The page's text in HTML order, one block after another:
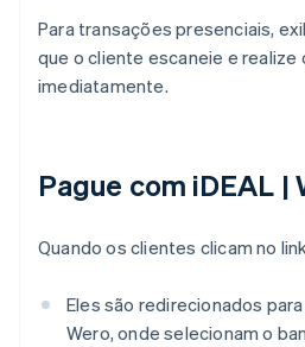
Para transações presenciais,
que o cliente escaneie e realize
imediatamente.
Pague com iDEAL |
Quando os clientes clicam no
Eles são redirecionados para
Wero, onde selecionam o